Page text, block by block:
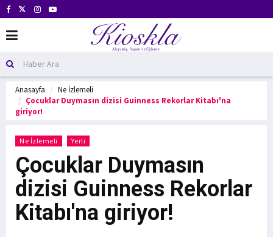
Anasayfa
Ne İzlemeli
Çocuklar Duymasın dizisi Guinness Rekorlar Kitabı'na
giriyor!
Ne İzlemeli Yerli
Çocuklar Duymasın
dizisi Guinness Rekorlar
Kitabı'na giriyor!